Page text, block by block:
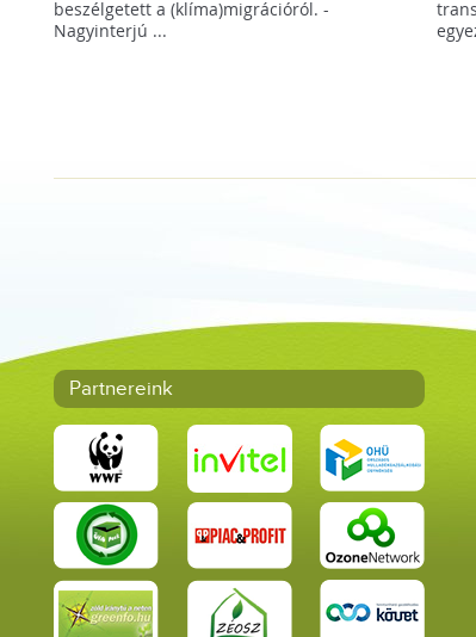
Orbán Balázzsal, a Migrációkutató
Intézet Főigazgatójával a
beszélgetett a (klíma)migrációról. -
Nagyinterjú ...
Partnereink